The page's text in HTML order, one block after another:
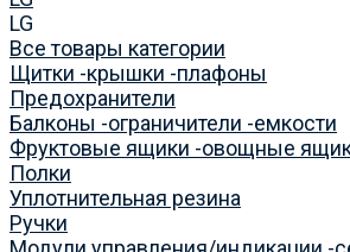
LG
Все товары категории
Щитки -крышки -плафоны
Предохранители
Балконы -ограничители -емкости
Фруктовые ящики -овощные
Полки
Уплотнительная резина
Ручки